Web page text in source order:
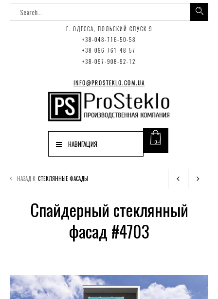
Г. ОДЕССА, ПОЛЬСКИЙ СПУСК 9
+38-048-716-50-58
+38-096-761-48-57
+38-097-908-92-12
INFO@PROSTEKLO.COM.UA
0
НАВИГАЦИЯ
НАЗАД К СТЕКЛЯННЫЕ ФАСАДЫ
Спайдерный стеклянный
фасад #4703